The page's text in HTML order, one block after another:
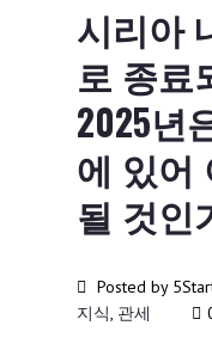
시리아
로 종료
2025년
에 있어
될 것인
Posted by
지식, 관세